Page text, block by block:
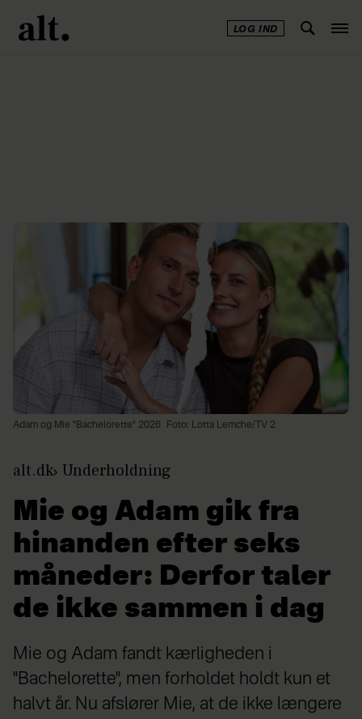
LOG IND
Adam og Mie "Bachelorette" 2026 Foto: Lotta Lemche/TV 2
alt.dk Underholdning
Mie og Adam gik fra
hinanden efter seks
måneder: Derfor taler
de ikke sammen i dag
Mie og Adam fandt kærligheden i
"Bachelorette", men forholdet holdt kun et
halvt år. Nu afslører Mie, at de ikke længere